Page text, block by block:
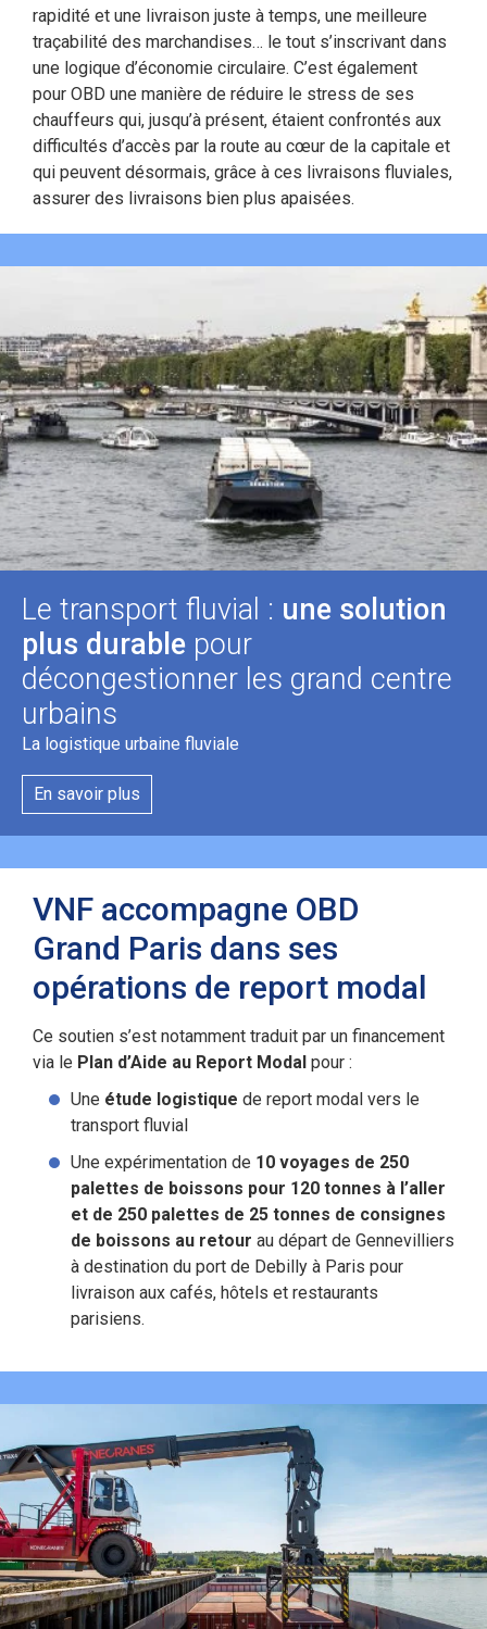
rapidité et une livraison juste à temps, une meilleure
traçabilité des marchandises… le tout s’inscrivant dans
une logique d’économie circulaire. C’est également
pour OBD une manière de réduire le stress de ses
chauffeurs qui, jusqu’à présent, étaient confrontés aux
difficultés d’accès par la route au cœur de la capitale et
qui peuvent désormais, grâce à ces livraisons fluviales,
assurer des livraisons bien plus apaisées.
Le transport fluvial : une solution
plus durable pour
décongestionner les grand centre
urbains
La logistique urbaine fluviale
En savoir plus
VNF accompagne OBD
Grand Paris dans ses
opérations de report modal
Ce soutien s’est notamment traduit par un financement
via le Plan d’Aide au Report Modal pour :
Une étude logistique de report modal vers le
transport fluvial
Une expérimentation de 10 voyages de 250
palettes de boissons pour 120 tonnes à l’aller
et de 250 palettes de 25 tonnes de consignes
de boissons au retour au départ de Gennevilliers
à destination du port de Debilly à Paris pour
livraison aux cafés, hôtels et restaurants
parisiens.